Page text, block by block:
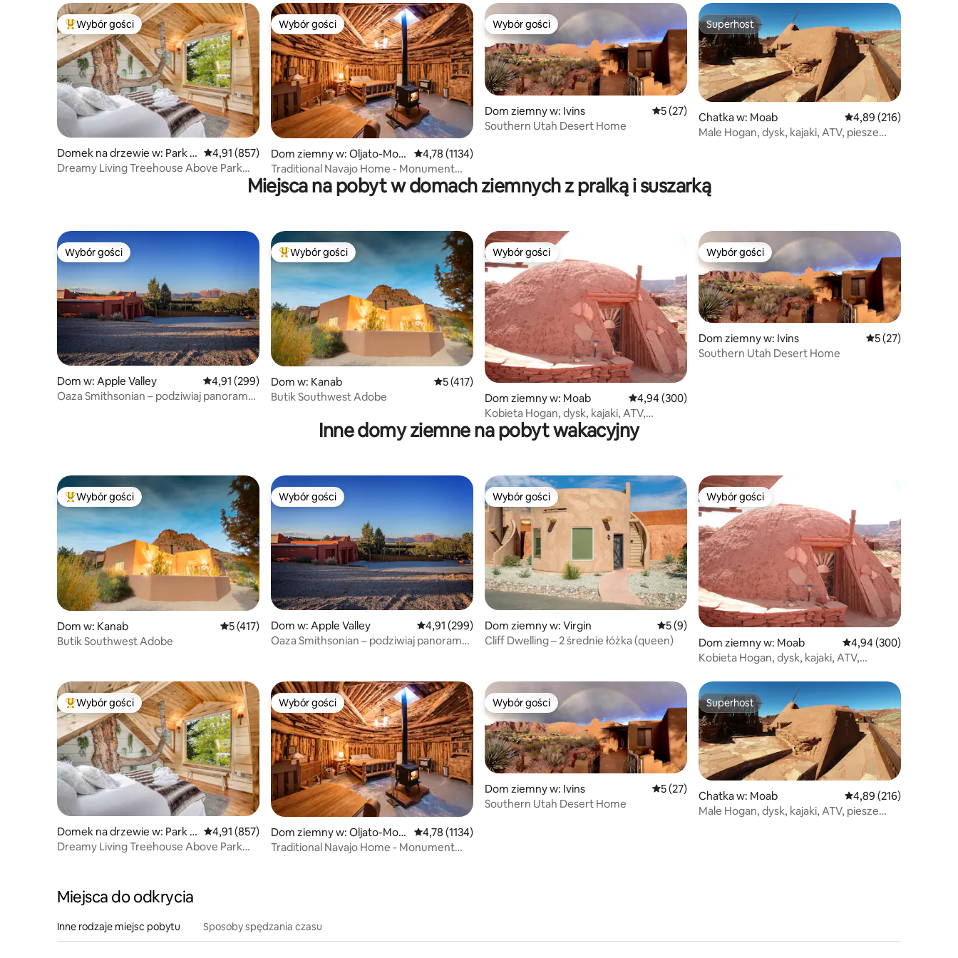
Najpopularniejsze z kategorii Wybór gości
Wybór gości
Domek na drzewie w: Park C
ity
Średnia ocena: 4,91 na 5, liczba recenzji: 857
4,91 (857)
Dreamy Living Treehouse Above Park
Wybór gości
Wybór gości
Dom ziemny w: Oljato-Mon
ument Valley
Średnia ocena: 4,78 na 5, liczba recenzji: 1134
4,78 (1134)
Traditional Navajo Home - Monument
Valley (Utah)
Wybór gości
Wybór gości
Dom ziemny w: Ivins Średnia ocena: 5 na 5, liczba recenzji: 27
5 (27)
Southern Utah Desert Home
Superhost
Superhost
Chatka w: Moab Średnia ocena: 4,89
4,89 (216)
Male Hogan, dysk, kajaki, ATV, piesze
Miejsca na pobyt w domach ziemnych z pralką i suszarką
Wybór gości
Wybór gości
Dom w: Apple Valley Średnia ocena: 4,91 na 5, liczba recenzji: 299
4,91 (299)
Oaza Smithsonian – podziwiaj panoramę
Najpopularniejsze z kategorii Wybór gości
Wybór gości
Dom w: Kanab Średnia ocena: 5 na 5, liczba recenzji: 417
5 (417)
Butik Southwest Adobe
Wybór gości
Wybór gości
Dom ziemny w: Moab Średnia ocena: 4,94 na 5, liczba recenzji: 300
4,94 (300)
Kobieta Hogan, dysk, kajaki, ATV,
wędrówki, zwierzęta dozwolone
Wybór gości
Wybór gości
Dom ziemny w: Ivins Średnia ocena: 5
5 (27)
Southern Utah Desert Home
Inne domy ziemne na pobyt wakacyjny
Najpopularniejsze z kategorii Wybór gości
Wybór gości
Dom w: Kanab Średnia ocena: 5 na 5, liczba recenzji: 417
5 (417)
Butik Southwest Adobe
Wybór gości
Wybór gości
Dom w: Apple Valley Średnia ocena: 4,91 na 5, liczba recenzji: 299
4,91 (299)
Oaza Smithsonian – podziwiaj panoramę
Wybór gości
Wybór gości
Dom ziemny w: Virgin Średnia ocena: 5 na 5, liczba recenzji: 9
5 (9)
Cliff Dwelling – 2 średnie łóżka (queen)
Wybór gości
Wybór gości
Dom ziemny w: Moab Średnia ocena: 4,94 na
4,94 (300)
Kobieta Hogan, dysk, kajaki, ATV,
Najpopularniejsze z kategorii Wybór gości
Wybór gości
Domek na drzewie w: Park C
ity
Średnia ocena: 4,91 na 5, liczba recenzji: 857
4,91 (857)
Dreamy Living Treehouse Above Park
Wybór gości
Wybór gości
Dom ziemny w: Oljato-Mon
ument Valley
Średnia ocena: 4,78 na 5, liczba recenzji: 1134
4,78 (1134)
Traditional Navajo Home - Monument
Wybór gości
Wybór gości
Dom ziemny w: Ivins Średnia ocena: 5 na 5, liczba recenzji: 27
5 (27)
Southern Utah Desert Home
Superhost
Superhost
Chatka w: Moab Średnia ocena: 4,89
4,89 (216)
Male Hogan, dysk, kajaki, ATV, piesze
Miejsca do odkrycia
Inne rodzaje miejsc pobytu Sposoby spędzania czasu